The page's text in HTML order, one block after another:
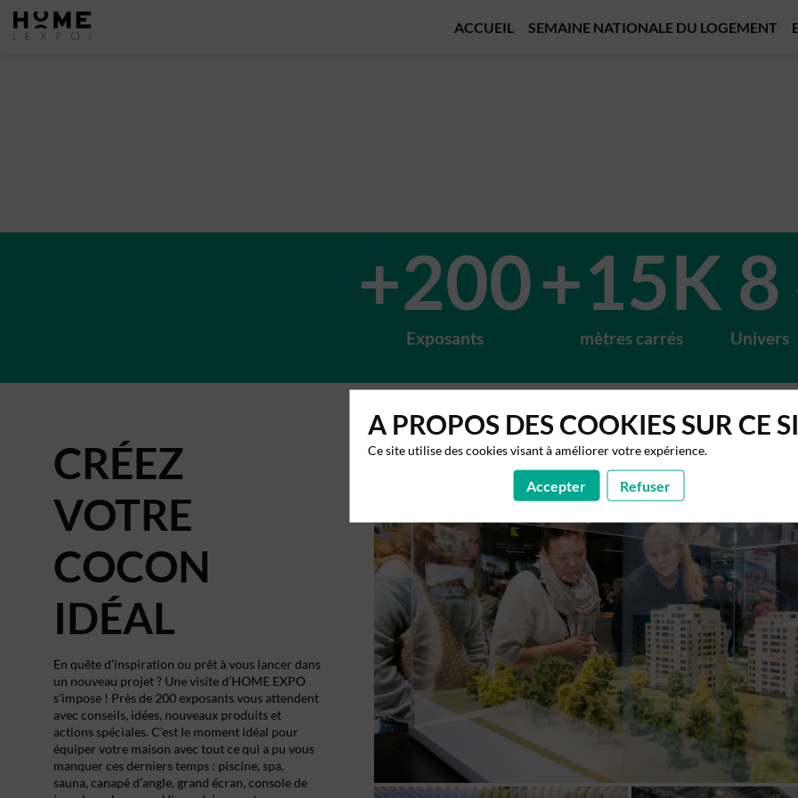
ACCUEIL SEMAINE NATIONALE DU LOGEMENT
+200
Exposants
+15K
mètres carrés
8
Univers
CRÉEZ
VOTRE
COCON
IDÉAL
En quête d’inspiration ou prêt à vous lancer dans
un nouveau projet ? Une visite d’HOME EXPO
s’impose ! Près de 200 exposants vous attendent
avec conseils, idées, nouveaux produits et
actions spéciales. C’est le moment idéal pour
équiper votre maison avec tout ce qui a pu vous
manquer ces derniers temps : piscine, spa,
sauna, canapé d’angle, grand écran, console de
A PROPOS DES COOKIES SUR CE
Ce site utilise des cookies visant à améliorer votre expérience.
Accepter Refuser